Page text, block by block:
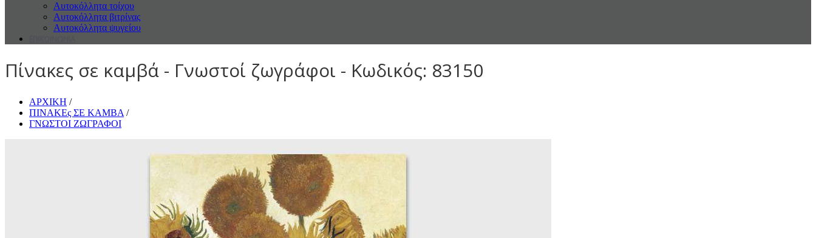
Αυτοκόλλητα τοίχου
Αυτοκόλλητα βιτρίνας
Αυτοκόλλητα ψυγείου
Πίνακες σε καμβά - Γνωστοί ζωγράφοι - Κωδικός: 83150
ΑΡΧΙΚΗ /
ΠΙΝΑΚΕς ΣΕ ΚΑΜΒΑ /
ΓΝΩΣΤΟΙ ΖΩΓΡΑΦΟΙ